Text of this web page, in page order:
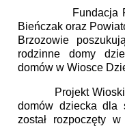
Fundacja
Bieńczak oraz
Brzozowie
rodzinne domy
domów w Wiosce
Projekt Wioski
domów dziecka dla
został rozpoczęty